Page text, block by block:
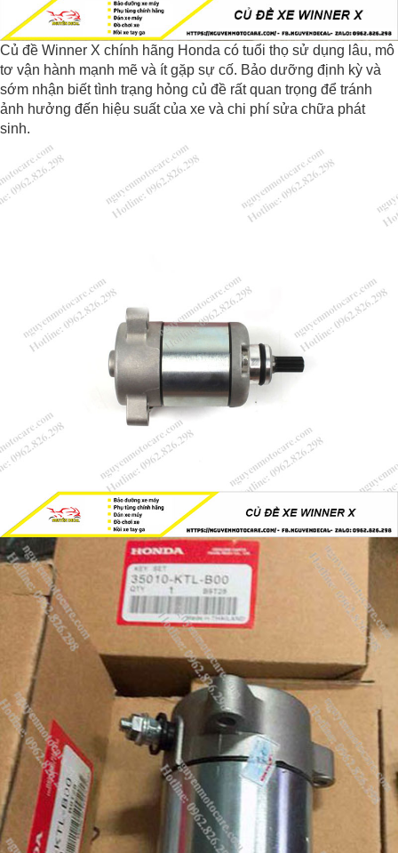
Củ đề Winner X chính hãng Honda có tuổi thọ sử dụng lâu, mô
tơ vận hành mạnh mẽ và ít gặp sự cố. Bảo dưỡng định kỳ và
sớm nhận biết tình trạng hỏng củ đề rất quan trọng để tránh
ảnh hưởng đến hiệu suất của xe và chi phí sửa chữa phát
sinh.